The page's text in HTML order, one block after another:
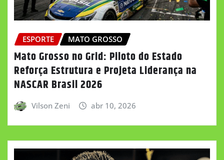
ESPORTE MATO GROSSO
Mato Grosso no Grid: Piloto do Estado
Reforça Estrutura e Projeta Liderança na
NASCAR Brasil 2026
Vilson Zeni abr 10, 2026